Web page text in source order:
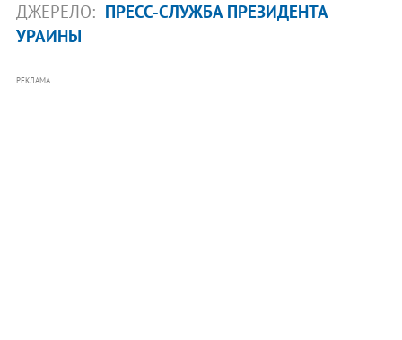
ДЖЕРЕЛО: ПРЕСС-СЛУЖБА ПРЕЗИДЕНТА
УРАИНЫ
РЕКЛАМА